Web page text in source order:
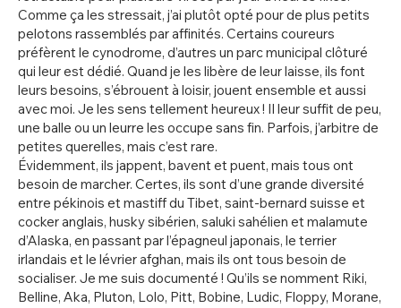
Comme ça les stressait, j’ai plutôt opté pour de plus petits
pelotons rassemblés par affinités. Certains coureurs
préfèrent le cynodrome, d’autres un parc municipal clôturé
qui leur est dédié. Quand je les libère de leur laisse, ils font
leurs besoins, s’ébrouent à loisir, jouent ensemble et aussi
avec moi. Je les sens tellement heureux ! Il leur suffit de peu,
une balle ou un leurre les occupe sans fin. Parfois, j’arbitre de
petites querelles, mais c’est rare.
Évidemment, ils jappent, bavent et puent, mais tous ont
besoin de marcher. Certes, ils sont d’une grande diversité
entre pékinois et mastiff du Tibet, saint-bernard suisse et
cocker anglais, husky sibérien, saluki sahélien et malamute
d’Alaska, en passant par l’épagneul japonais, le terrier
irlandais et le lévrier afghan, mais ils ont tous besoin de
socialiser. Je me suis documenté ! Qu’ils se nomment Riki,
Belline, Aka, Pluton, Lolo, Pitt, Bobine, Ludic, Floppy, Morane,